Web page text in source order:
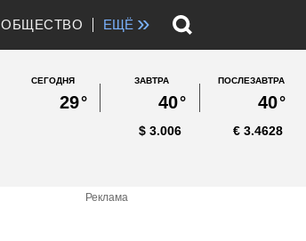
ОБЩЕСТВО ЕЩЁ »
СЕГОДНЯ
29°
ЗАВТРА
40°
ПОСЛЕЗАВТРА
40°
3.006
$ 3.4628
€
Реклама